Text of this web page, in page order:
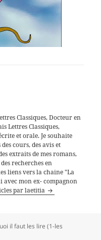
Classiques, Docteur en
Lettres Classiques,
et orale. Je souhaite
cours, des avis et
extraits de mes romans,
recherches en
liens vers la chaine "La
avec mon ex- compagnon
par laetitia
il faut les lire (1-les